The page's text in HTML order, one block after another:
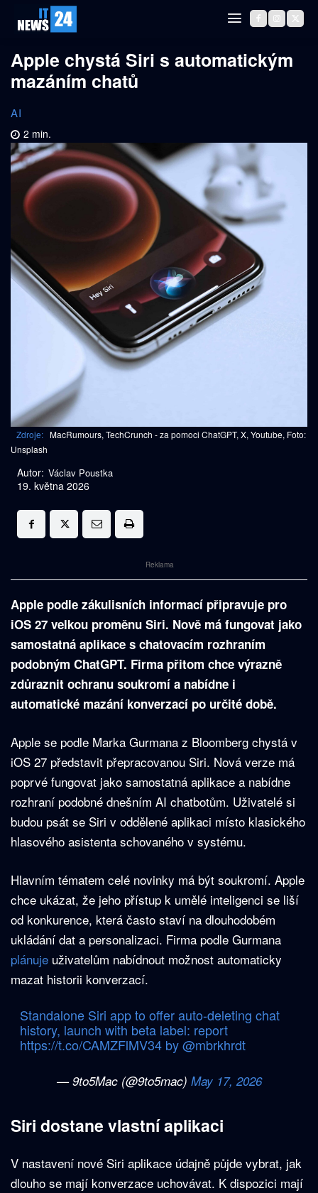
Apple chystá Siri s automatickým
mazáním chatů
AI
2 min.
Zdroje: MacRumours, TechCrunch - za pomoci ChatGPT, X, Youtube, Foto:
Unsplash
Autor: Václav Poustka
19. května 2026
Reklama
Apple podle zákulisních informací připravuje pro
iOS 27 velkou proměnu Siri. Nově má fungovat jako
samostatná aplikace s chatovacím rozhraním
podobným ChatGPT. Firma přitom chce výrazně
zdůraznit ochranu soukromí a nabídne i
automatické mazání konverzací po určité době.
Apple se podle Marka Gurmana z Bloomberg chystá v
iOS 27 představit přepracovanou Siri. Nová verze má
poprvé fungovat jako samostatná aplikace a nabídne
rozhraní podobné dnešním AI chatbotům. Uživatelé si
budou psát se Siri v oddělené aplikaci místo klasického
hlasového asistenta schovaného v systému.
Hlavním tématem celé novinky má být soukromí. Apple
chce ukázat, že jeho přístup k umělé inteligenci se liší
od konkurence, která často staví na dlouhodobém
ukládání dat a personalizaci. Firma podle Gurmana
plánuje uživatelům nabídnout možnost automaticky
mazat historii konverzací.
Standalone Siri app to offer auto-deleting chat
history, launch with beta label: report
https://t.co/CAMZFlMV34by@mbrkhrdt
— 9to5Mac (@9to5mac) May 17, 2026
Siri dostane vlastní aplikaci
V nastavení nové Siri aplikace údajně půjde vybrat, jak
dlouho se mají konverzace uchovávat. K dispozici mají